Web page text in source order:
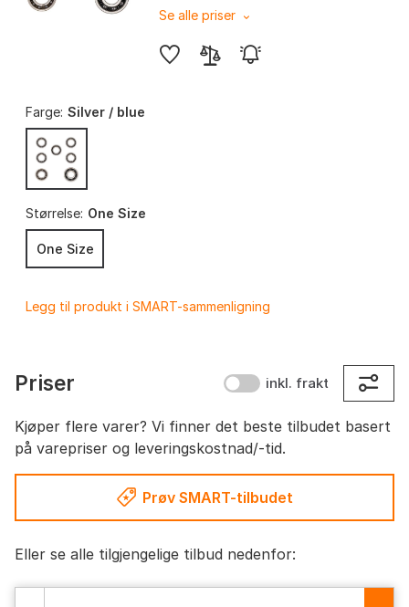
Se alle priser
Farge: Silver / blue
Størrelse: One Size
One Size
Legg til produkt i SMART-sammenligning
Priser inkl. frakt
Kjøper flere varer? Vi finner det beste tilbudet basert
på varepriser og leveringskostnad/-tid.
Prøv SMART-tilbudet
Eller se alle tilgjengelige tilbud nedenfor: